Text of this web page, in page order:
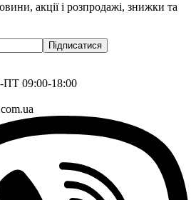
акції і розпродажі, знижки та
Підписатися
09:00-18:00